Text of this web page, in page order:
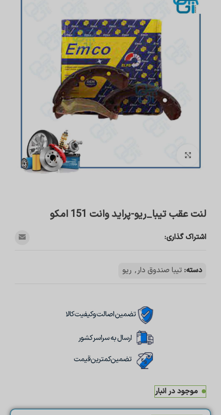
لنت عقب تیبا_ریو-پراید وانت 151 امکو
اشتراک گذاری:
دسته: تیبا صندوق دار, ریو
موجود در انبار